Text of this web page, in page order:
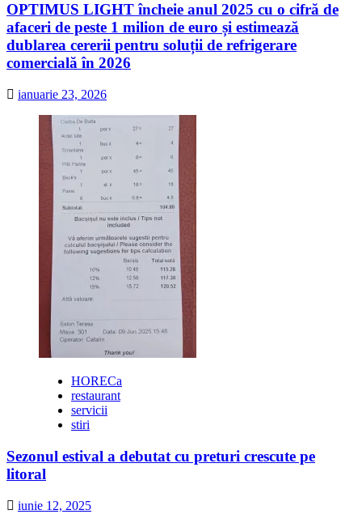
OPTIMUS LIGHT încheie anul 2025 cu o cifră de
afaceri de peste 1 milion de euro și estimează
dublarea cererii pentru soluții de refrigerare
comercială în 2026
ianuarie 23, 2026
HORECa
restaurant
servicii
stiri
Sezonul estival a debutat cu preturi crescute pe
litoral
iunie 12, 2025